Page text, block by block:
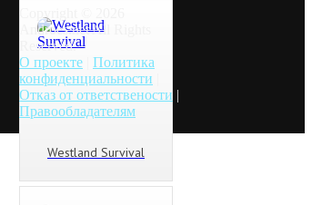
Westland Survival
Androes.net All Rights
Reserved.
О проекте
Политика
конфиденциальности
Отказ от ответствености |
Правообладателям